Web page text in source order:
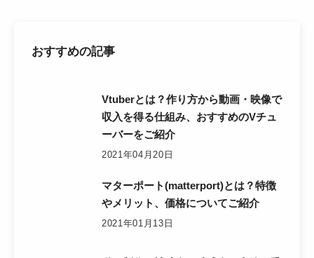
おすすめの記事
Vtuberとは？作り方から動画・映像で
収入を得る仕組み、おすすめのVチュ
ーバーをご紹介
2021年04月20日
マターポート(matterport)とは？特徴
やメリット、価格についてご紹介
2021年01月13日